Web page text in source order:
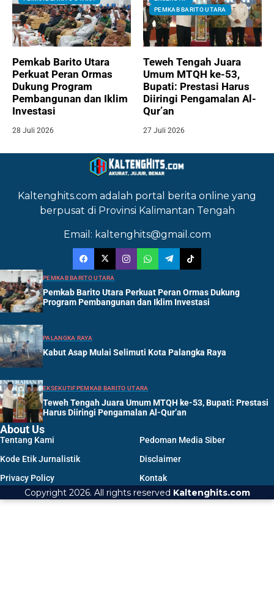
Pemkab Barito Utara
Perkuat Peran Ormas
Dukung Program
Pembangunan dan Iklim
Investasi
28 Juli 2026
PEMKAB BARITO UTARA
Teweh Tengah Juara
Umum MTQH ke-53,
Bupati: Prestasi Harus
Diiringi Pengamalan Al-
Qur’an
27 Juli 2026
Kaltenghits.com adalah portal berita online yang
berpusat di Provinsi Kalimantan Tengah
Email: kaltenghits@gmail.com
PEMKAB BARITO UTARA
Pemkab Barito Utara Perkuat Peran Ormas Dukung
Program Pembangunan dan Iklim Investasi
PALANGKA RAYA
Kabut Asap Mulai Selimuti Kota Palangka Raya
EKSEKUTIFPEMKAB BARITO UTARA
Teweh Tengah Juara Umum MTQH ke-53, Bupati: Prestasi
Harus Diiringi Pengamalan Al-Qur’an
About Us
Tentang Kami
Pedoman Media Siber
Kode Etik Jurnalistik
Disclaimer
Privacy Policy
Kontak
Copyright 2026. All rights reserved Kaltenghits.com